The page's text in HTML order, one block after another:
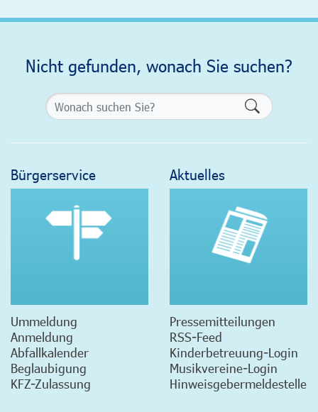
Nicht gefunden, wonach Sie suchen?
Bürgerservice
Ummeldung
Anmeldung
Abfallkalender
Beglaubigung
KFZ-Zulassung
Aktuelles
Pressemitteilungen
RSS-Feed
Kinderbetreuung-Login
Musikvereine-Login
Hinweisgebermeldestelle